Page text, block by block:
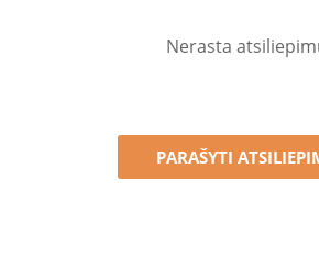
Nerasta
PARAŠYTI